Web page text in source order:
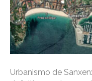
Urbanismo de